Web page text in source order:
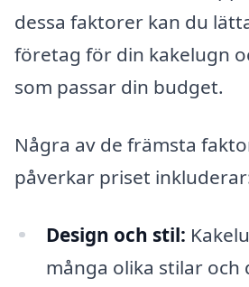
dessa faktorer kan du
företag för din kakelugn
som passar din budget.
Några av de främsta
påverkar priset
Design och stil:
många olika stilar och